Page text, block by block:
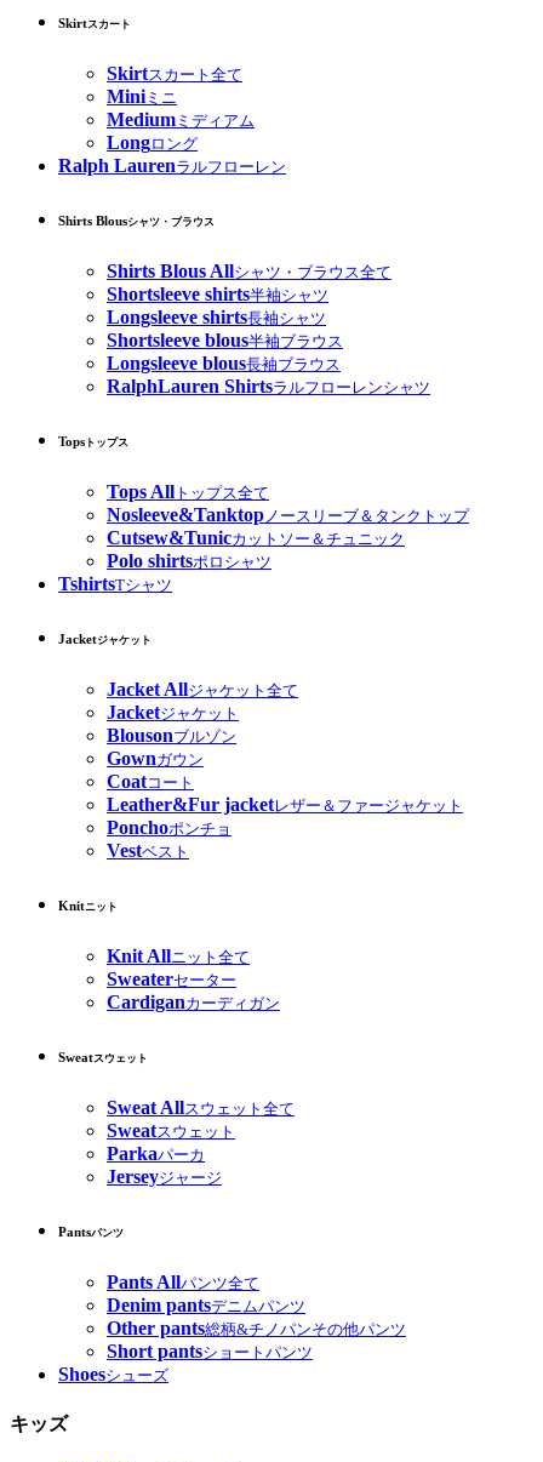
Skirtスカート
Skirtスカート全て
Miniミニ
Medium ミディアム
Longロング
Ralph Laurenラルフローレン
Shirts Blousシャツ・ブラウス
Shirts Blous Allシャツ・ブラウス全て
Shortsleeve shirts半袖シャツ
Longsleeve shirts長袖シャツ
Shortsleeve blous半袖ブラウス
Longsleeve blous長袖ブラウス
RalphLauren Shirtsラルフローレンシャツ
Tops トップス
Tops All トップス全て
Nosleeve&Tanktop ノースリーブ＆タンクトップ
Cutsew&Tunicカットソー＆チュニック
Polo shirtsポロシャツ
TshirtsTシャツ
Jacketジャケット
Jacket Allジャケット全て
Jacketジャケット
Blousonブルゾン
Gownガウン
Coatコート
Leather&Fur jacketレザー＆ファージャケット
Ponchoポンチョ
Vestベスト
Knitニット
Knit Allニット全て
Sweaterセーター
Cardiganカーディガン
Sweatスウェット
Sweat Allスウェット全て
Sweatスウェット
Parkaパーカ
Jerseyジャージ
Pantsパンツ
Pants Allパンツ全て
Denim pantsデニムパンツ
Other pants総柄&チノパンその他パンツ
Short pantsショートパンツ
Shoesシューズ
キッズ